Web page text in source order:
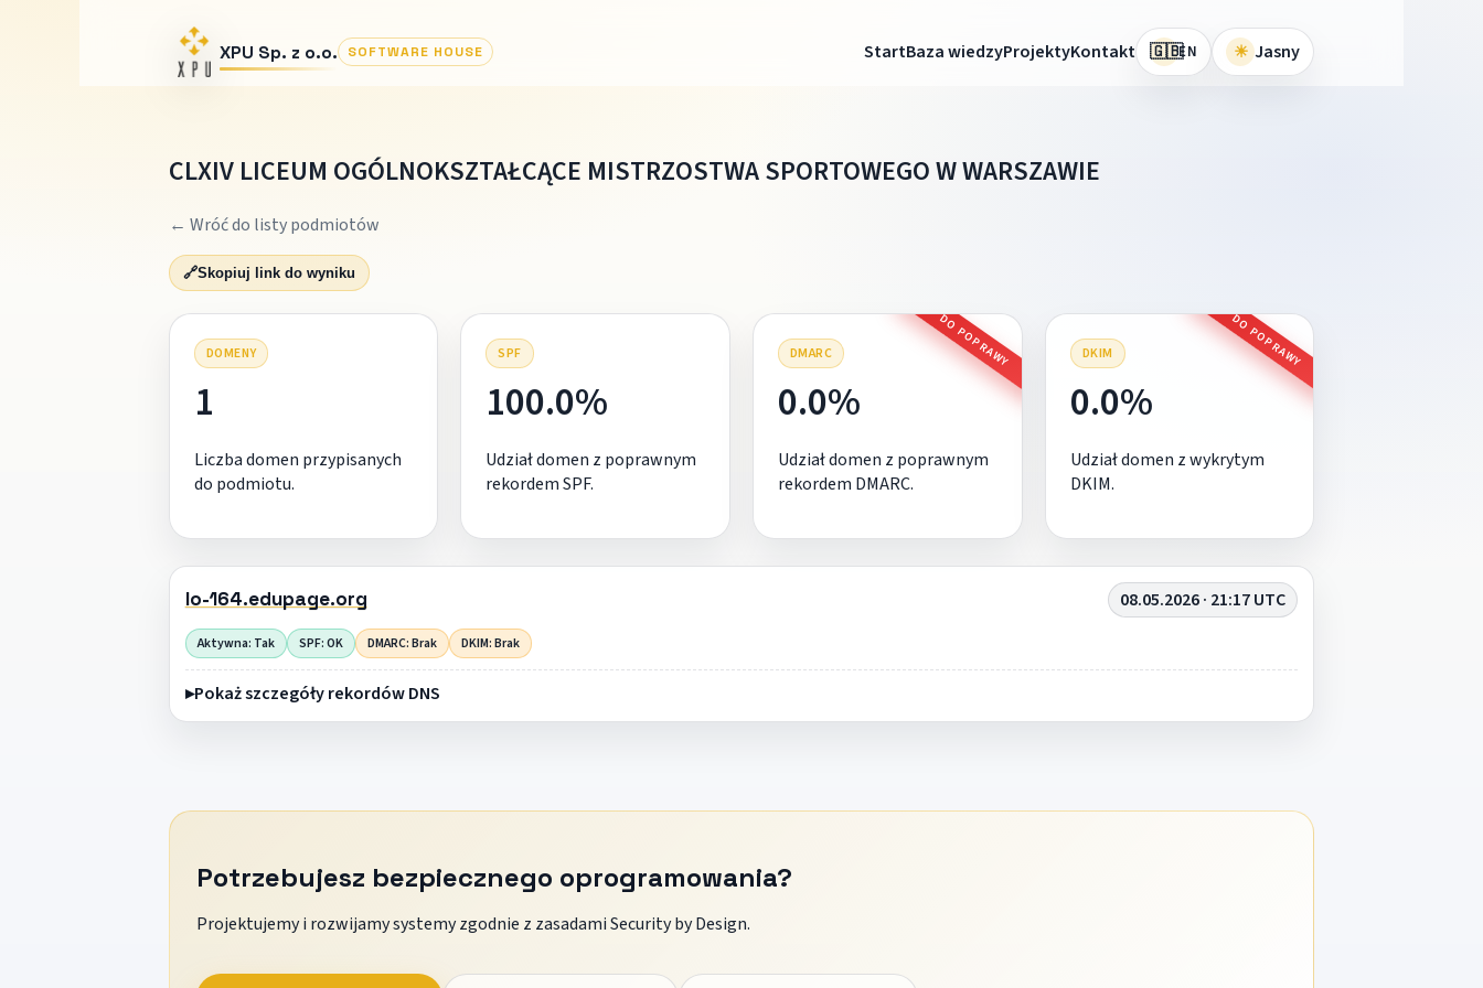
XPU Sp. z o.o. SOFTWARE HOUSE StartBaza wiedzyProjektyKontakt 🇬🇧EN ☀ Jasny
CLXIV LICEUM OGÓLNOKSZTAŁCĄCE MISTRZOSTWA SPORTOWEGO W WARSZAWIE
← Wróć do listy podmiotów
🔗Skopiuj link do wyniku
DOMENY
1
Liczba domen przypisanych
do podmiotu.
SPF
100.0%
Udział domen z poprawnym
rekordem SPF.
DMARC DO POPRAWY
0.0%
Udział domen z poprawnym
rekordem DMARC.
DKIM DO POPRAWY
0.0%
Udział domen z wykrytym
DKIM.
lo-164.edupage.org 08.05.2026 · 21:17 UTC
Aktywna: Tak SPF: OK DMARC: Brak DKIM: Brak
Pokaż szczegóły rekordów DNS
Potrzebujesz bezpiecznego oprogramowania?
Projektujemy i rozwijamy systemy zgodnie z zasadami Security by Design.